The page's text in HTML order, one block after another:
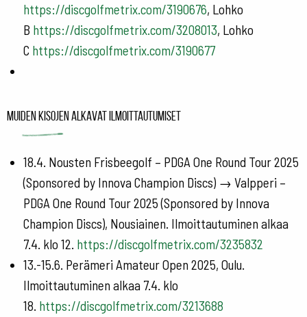
https://discgolfmetrix.com/3190676, Lohko
B https://discgolfmetrix.com/3208013, Lohko
C https://discgolfmetrix.com/3190677
Muiden kisojen alkavat ilmoittautumiset
18.4. Nousten Frisbeegolf – PDGA One Round Tour 2025
(Sponsored by Innova Champion Discs) → Valpperi –
PDGA One Round Tour 2025 (Sponsored by Innova
Champion Discs), Nousiainen. Ilmoittautuminen alkaa
7.4. klo 12. https://discgolfmetrix.com/3235832
13.-15.6. Perämeri Amateur Open 2025, Oulu.
Ilmoittautuminen alkaa 7.4. klo
18. https://discgolfmetrix.com/3213688